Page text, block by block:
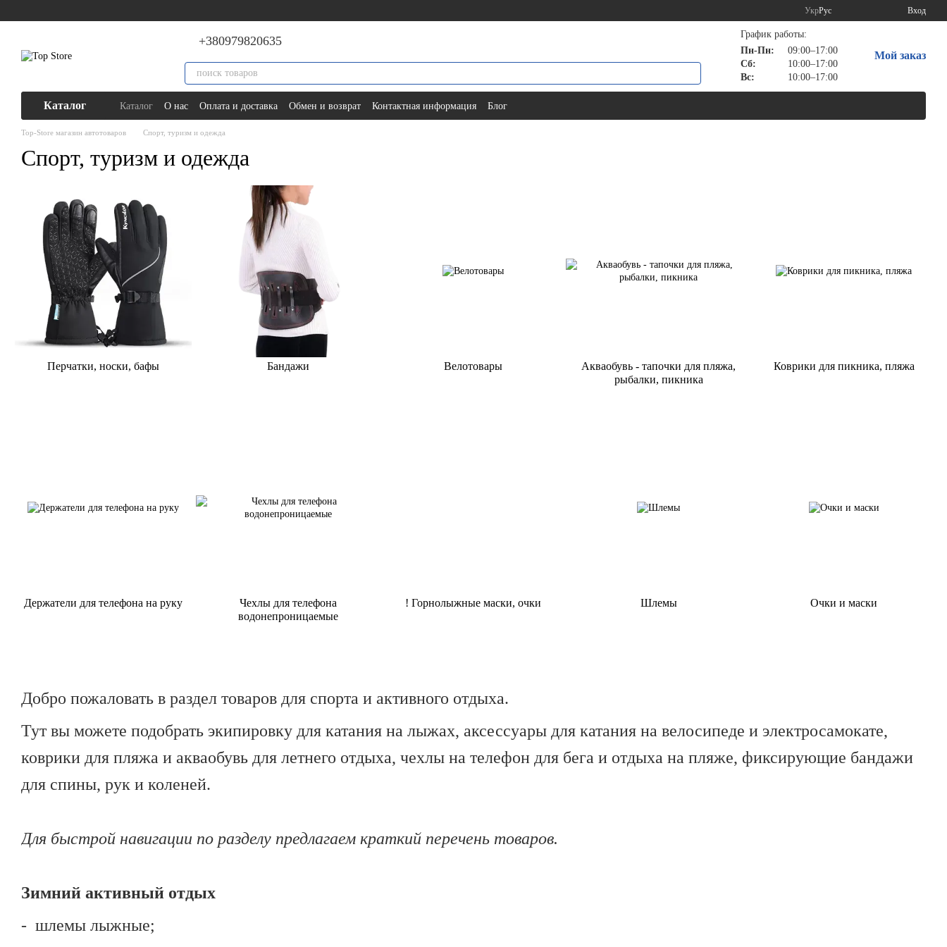
УкрРус Вход
+380979820635
График работы:
Пн-Пн:
09:00–17:00
Сб:
10:00–17:00
Вс:
10:00–17:00
Мой заказ
Каталог Каталог О нас Оплата и доставка Обмен и возврат Контактная информация Блог
Top-Store магазин автотоваров Спорт, туризм и одежда
Спорт, туризм и одежда
Добро пожаловать в раздел товаров для спорта и активного отдыха.
Тут вы можете подобрать экипировку для катания на лыжах, аксессуары для катания на велосипеде и электросамокате,
коврики для пляжа и акваобувь для летнего отдыха, чехлы на телефон для бега и отдыха на пляже, фиксирующие бандажи
для спины, рук и коленей.
Для быстрой навигации по разделу предлагаем краткий перечень товаров.
Зимний активный отдых
- шлемы лыжные;
Перчатки, носки, бафы Бандажи Велотовары
Акваобувь - тапочки для пляжа,
рыбалки, пикника
Коврики для пикника, пляжа
Держатели для телефона на руку
Чехлы для телефона
водонепроницаемые
! Горнолыжные маски, очки Шлемы Очки и маски